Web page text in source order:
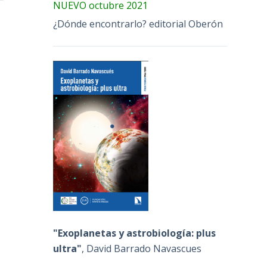
NUEVO octubre 2021
¿Dónde encontrarlo? editorial Oberón
"Exoplanetas y astrobiología: plus
ultra", David Barrado Navascues